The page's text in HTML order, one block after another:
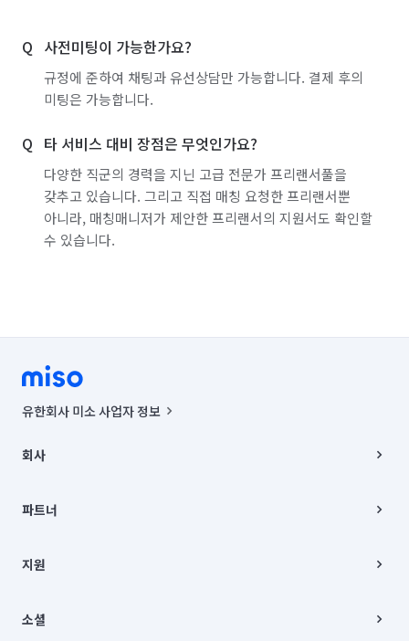
사전미팅이 가능한가요?
규정에 준하여 채팅과 유선상담만 가능합니다. 결제 후의
미팅은 가능합니다.
타 서비스 대비 장점은 무엇인가요?
다양한 직군의 경력을 지닌 고급 전문가 프리랜서풀을
갖추고 있습니다. 그리고 직접 매칭 요청한 프리랜서뿐
아니라, 매칭매니저가 제안한 프리랜서의 지원서도 확인할
수 있습니다.
유한회사 미소 사업자 정보
00019 |
주소 | 본사: 서울특별시 종로구 율곡로 6(중학동, 트윈트리빌딩) B동 5층
컨택센터 : 서울특별시 종로구 수송동 율곡로 24, 7층, 8층 미소
상품, 상품정보, 거래에 관한 의무와 책임은 거래당사자에게 있습니다.
언론 보도 관련 문의:
© 유한회사 미소. Miso, Inc. All Rights Reserved.
회사
채용
파트너
이사
지원
이용약관
소셜